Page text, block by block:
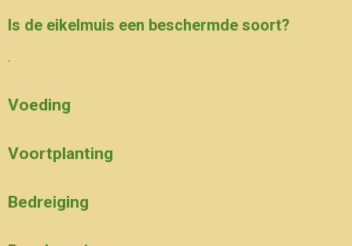
Is de eikelmuis een beschermde soort?
.
Voeding
Voortplanting
Bedreiging